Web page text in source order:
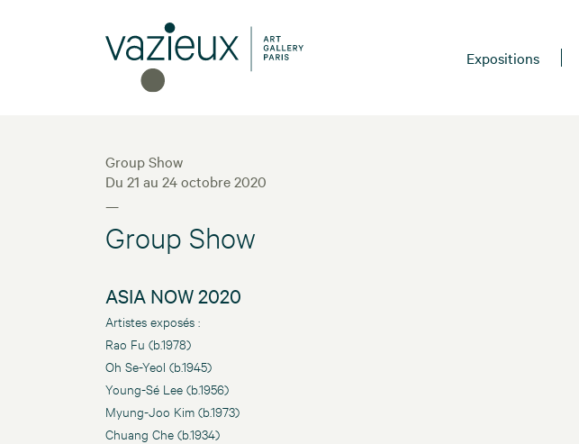
Expositions
Group Show
Du 21 au 24 octobre 2020
—
Group Show
ASIA NOW 2020
Artistes exposés :
Rao Fu (b.1978)
Oh Se-Yeol (b.1945)
Young-Sé Lee (b.1956)
Myung-Joo Kim (b.1973)
Chuang Che (b.1934)